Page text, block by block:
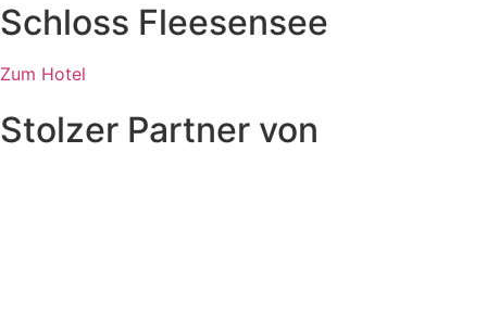
Schloss Fleesensee
Zum Hotel
Stolzer Partner von